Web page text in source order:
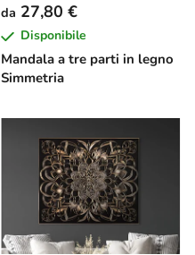
Mandala a tre parti in legno
Simmetria
da 27,80 €
Disponibile